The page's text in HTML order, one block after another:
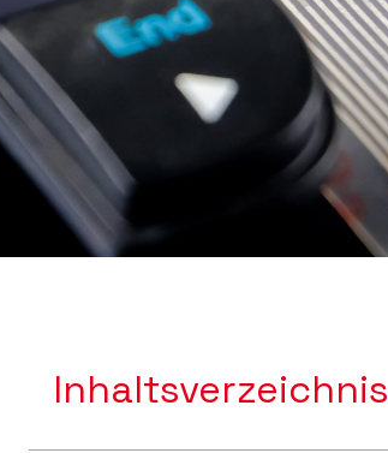
Inhaltsverzeichnis